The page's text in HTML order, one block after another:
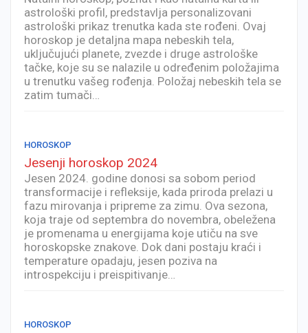
astrološki profil, predstavlja personalizovani
astrološki prikaz trenutka kada ste rođeni. Ovaj
horoskop je detaljna mapa nebeskih tela,
uključujući planete, zvezde i druge astrološke
tačke, koje su se nalazile u određenim položajima
u trenutku vašeg rođenja. Položaj nebeskih tela se
zatim tumači…
HOROSKOP
Jesenji horoskop 2024
Jesen 2024. godine donosi sa sobom period
transformacije i refleksije, kada priroda prelazi u
fazu mirovanja i pripreme za zimu. Ova sezona,
koja traje od septembra do novembra, obeležena
je promenama u energijama koje utiču na sve
horoskopske znakove. Dok dani postaju kraći i
temperature opadaju, jesen poziva na
introspekciju i preispitivanje…
HOROSKOP